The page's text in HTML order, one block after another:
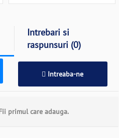
Intrebari si
raspunsuri (0)
Intreaba-ne
primul care adauga.